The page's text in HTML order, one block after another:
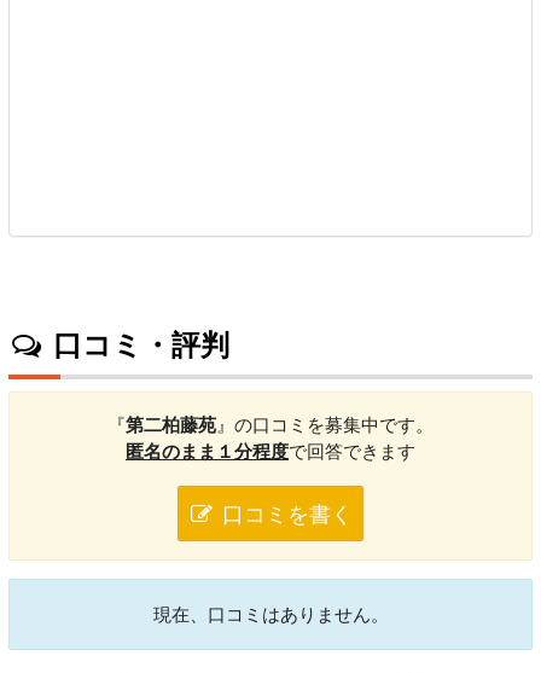
口コミ・評判
『第二柏藤苑』の口コミを募集中です。
匿名のまま１分程度で回答できます
口コミを書く
現在、口コミはありません。